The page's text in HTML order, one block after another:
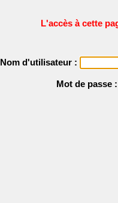
L'accès à cette
Nom d'utilisateur :
Mot de passe